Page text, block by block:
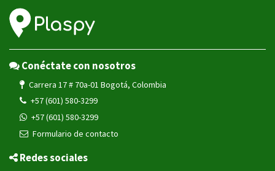
Conéctate con nosotros
Carrera 17 # 70a-01 Bogotá, Colombia
+57 (601) 580-3299
+57 (601) 580-3299
Formulario de contacto
Redes sociales